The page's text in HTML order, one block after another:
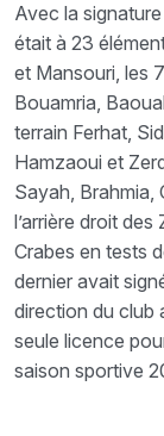
Avec la
était à 23
et Mansouri, les
Bouamria,
terrain Ferhat,
Hamzaoui et
Sayah, Brahmia,
l’arrière droit
Crabes en tests
dernier avait
direction du club
seule licence
saison sportive